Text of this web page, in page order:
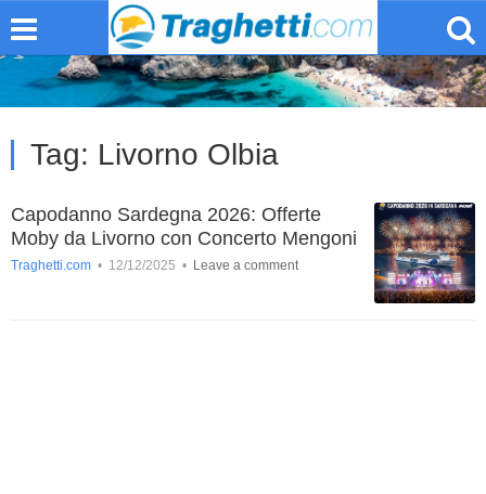
Tag: Livorno Olbia
Capodanno Sardegna 2026: Offerte
Moby da Livorno con Concerto Mengoni
Traghetti.com • 12/12/2025 • Leave a comment